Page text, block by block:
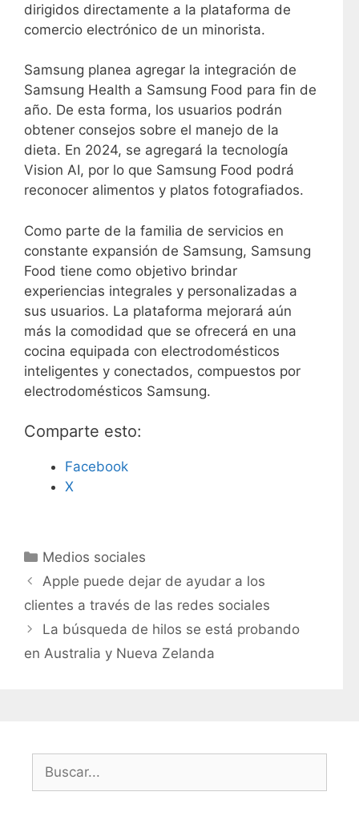
dirigidos directamente a la plataforma de
comercio electrónico de un minorista.
Samsung planea agregar la integración de
Samsung Health a Samsung Food para fin de
año. De esta forma, los usuarios podrán
obtener consejos sobre el manejo de la
dieta. En 2024, se agregará la tecnología
Vision AI, por lo que Samsung Food podrá
reconocer alimentos y platos fotografiados.
Como parte de la familia de servicios en
constante expansión de Samsung, Samsung
Food tiene como objetivo brindar
experiencias integrales y personalizadas a
sus usuarios. La plataforma mejorará aún
más la comodidad que se ofrecerá en una
cocina equipada con electrodomésticos
inteligentes y conectados, compuestos por
electrodomésticos Samsung.
Comparte esto:
Facebook
X
C
a
e
g
o
Medios sociales
Apple puede dejar de ayudar a los
clientes a través de las redes sociales
La búsqueda de hilos se está probando
en Australia y Nueva Zelanda